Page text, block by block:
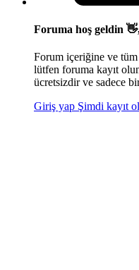
Foruma hoş geldin
Forum içeriğine ve
lütfen foruma kayıt
ücretsizdir ve sadece
Giriş yap Şimdi kayıt ol